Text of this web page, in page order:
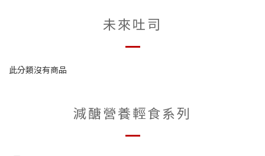
未來吐司
此分類沒有商品
減醣營養輕食系列